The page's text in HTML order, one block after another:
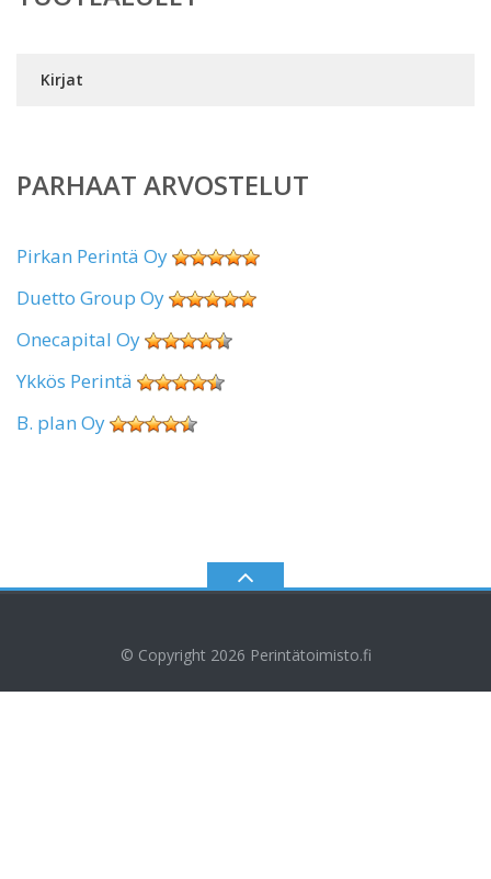
Kirjat
PARHAAT ARVOSTELUT
Pirkan Perintä Oy
Duetto Group Oy
Onecapital Oy
Ykkös Perintä
B. plan Oy
© Copyright 2026 Perintätoimisto.fi